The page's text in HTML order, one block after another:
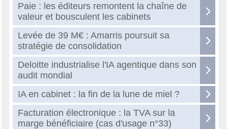
Paie : les éditeurs remontent la chaîne de
valeur et bousculent les cabinets
Levée de 39 M€ : Amarris poursuit sa
stratégie de consolidation
Deloitte industrialise l'IA agentique dans son
audit mondial
IA en cabinet : la fin de la lune de miel ?
Facturation électronique : la TVA sur la
marge bénéficiaire (cas d'usage n°33)